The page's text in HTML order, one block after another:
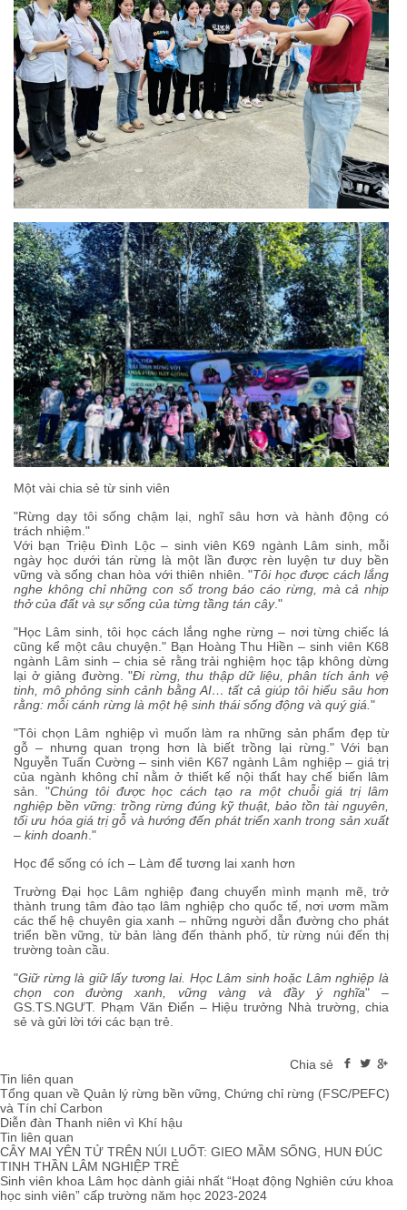
Một vài chia sẻ từ sinh viên
"Rừng dạy tôi sống chậm lại, nghĩ sâu hơn và hành động có
trách nhiệm."
Với bạn Triệu Đình Lộc – sinh viên K69 ngành Lâm sinh, mỗi
ngày học dưới tán rừng là một lần được rèn luyện tư duy bền
vững và sống chan hòa với thiên nhiên. "Tôi học được cách lắng
nghe không chỉ những con số trong báo cáo rừng, mà cả nhịp
thở của đất và sự sống của từng tầng tán cây."
"Học Lâm sinh, tôi học cách lắng nghe rừng – nơi từng chiếc lá
cũng kể một câu chuyện." Bạn Hoàng Thu Hiền – sinh viên K68
ngành Lâm sinh – chia sẻ rằng trải nghiệm học tập không dừng
lại ở giảng đường. "Đi rừng, thu thập dữ liệu, phân tích ảnh vệ
tinh, mô phỏng sinh cảnh bằng AI… tất cả giúp tôi hiểu sâu hơn
rằng: mỗi cánh rừng là một hệ sinh thái sống động và quý giá. "
"Tôi chọn Lâm nghiệp vì muốn làm ra những sản phẩm đẹp từ
gỗ – nhưng quan trọng hơn là biết trồng lại rừng." Với bạn
Nguyễn Tuấn Cường – sinh viên K67 ngành Lâm nghiệp – giá trị
của ngành không chỉ nằm ở thiết kế nội thất hay chế biến lâm
sản. "Chúng tôi được học cách tạo ra một chuỗi giá trị lâm
nghiệp bền vững: trồng rừng đúng kỹ thuật, bảo tồn tài nguyên,
tối ưu hóa giá trị gỗ và hướng đến phát triển xanh trong sản xuất
– kinh doanh ."
Học để sống có ích – Làm để tương lai xanh hơn
Trường Đại học Lâm nghiệp đang chuyển mình mạnh mẽ, trở
thành trung tâm đào tạo lâm nghiệp cho quốc tế, nơi ươm mầm
các thế hệ chuyên gia xanh – những người dẫn đường cho phát
triển bền vững, từ bản làng đến thành phố, từ rừng núi đến thị
trường toàn cầu.
"Giữ rừng là giữ lấy tương lai. Học Lâm sinh hoặc Lâm nghiệp là
chọn con đường xanh, vững vàng và đầy ý nghĩa" –
GS.TS.NGƯT. Phạm Văn Điển – Hiệu trưởng Nhà trường, chia
sẻ và gửi lời tới các bạn trẻ.
Chia sẻ
Tin liên quan
Tổng quan về Quản lý rừng bền vững, Chứng chỉ rừng (FSC/PEFC)
và Tín chỉ Carbon
Diễn đàn Thanh niên vì Khí hậu
Tin liên quan
CÂY MAI YÊN TỬ TRÊN NÚI LUỐT: GIEO MẦM SỐNG, HUN ĐÚC
TINH THẦN LÂM NGHIỆP TRẺ
Sinh viên khoa Lâm học dành giải nhất “Hoạt động Nghiên cứu khoa
học sinh viên” cấp trường năm học 2023-2024